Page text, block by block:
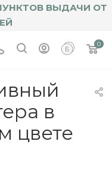
ВЫДАЧИ ОТ
0
в
цвете